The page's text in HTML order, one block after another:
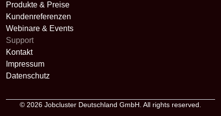
Produkte & Preise
Kundenreferenzen
Webinare & Events
Support
Kontakt
Impressum
Datenschutz
© 2026 Jobcluster Deutschland GmbH. All rights reserved.